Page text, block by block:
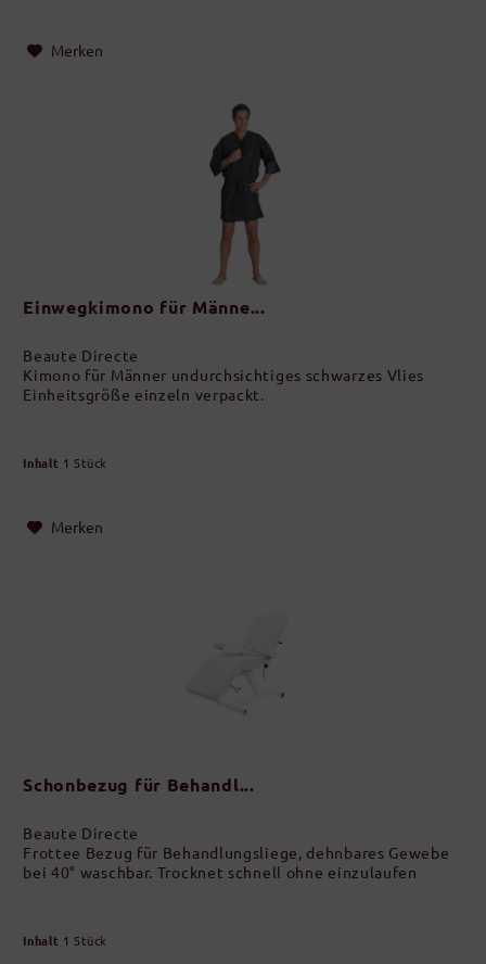
Merken
Einwegkimono für Männe...
Beaute Directe
Kimono für Männer undurchsichtiges schwarzes Vlies
Einheitsgröße einzeln verpackt.
Inhalt 1 Stück
Merken
Schonbezug für Behandl...
Beaute Directe
Frottee Bezug für Behandlungsliege, dehnbares Gewebe
bei 40° waschbar. Trocknet schnell ohne einzulaufen
Inhalt 1 Stück